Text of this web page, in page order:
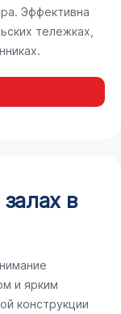
Эффективна
тележках,
в
и ярким
конструкции